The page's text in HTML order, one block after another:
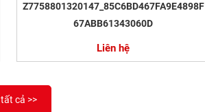
Z7758801320147_85C6BD467FA9E4898F
67ABB61343060D
Liên hệ
cả >>